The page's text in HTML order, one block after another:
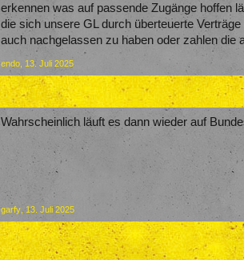
erkennen was auf passende Zugänge hoffen
die sich unsere GL durch überteuerte
auch nachgelassen zu haben oder zahlen die
endo 13. Juli 2025
Wahrscheinlich läuft es dann wieder auf
garfy 13. Juli 2025